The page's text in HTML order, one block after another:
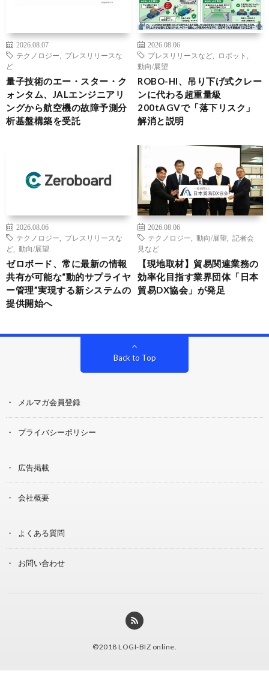
2026.08.07
テクノロジー
プレスリリースな
ど
量子技術のエー・スター・ク
ォンタム、JALエンジニアリ
ングから航空機の故障予測分
析基盤構築を受託
2026.08.06
プレスリリースなど
ロボット
動向/展望
ROBO-HI、吊り下げ式クレー
ンに代わる超重量級
200tAGVで「落下リスク」
解消と説明
2026.08.06
テクノロジー
プレスリリースな
ど
動向/展望
ゼロボード、常に最新の情報
共有が可能な“動的サプライヤ
ー管理”実現する新システムの
提供開始へ
2026.08.06
テクノロジー
動向/展望
記者会
見など
【現地取材】貿易関連業務の
効率化目指す業界団体「日本
貿易DX協会」が発足
Back to Top
メルマガ会員登録
プライバシーポリシー
広告掲載
会社概要
よくある質問
お問い合わせ
©2018 LOGI-BIZ online.